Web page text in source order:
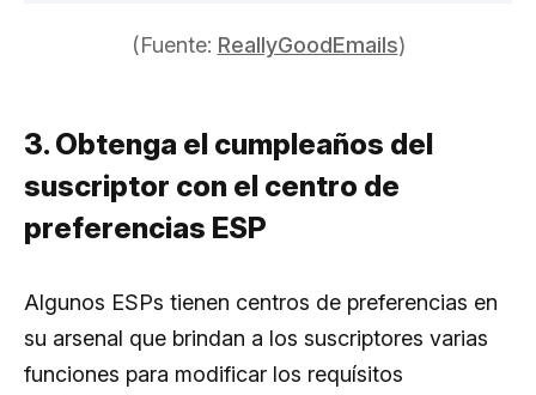
(Fuente: ReallyGoodEmails)
3. Obtenga el cumpleaños del
suscriptor con el centro de
preferencias ESP
Algunos ESPs tienen centros de preferencias en
su arsenal que brindan a los suscriptores varias
funciones para modificar los requísitos